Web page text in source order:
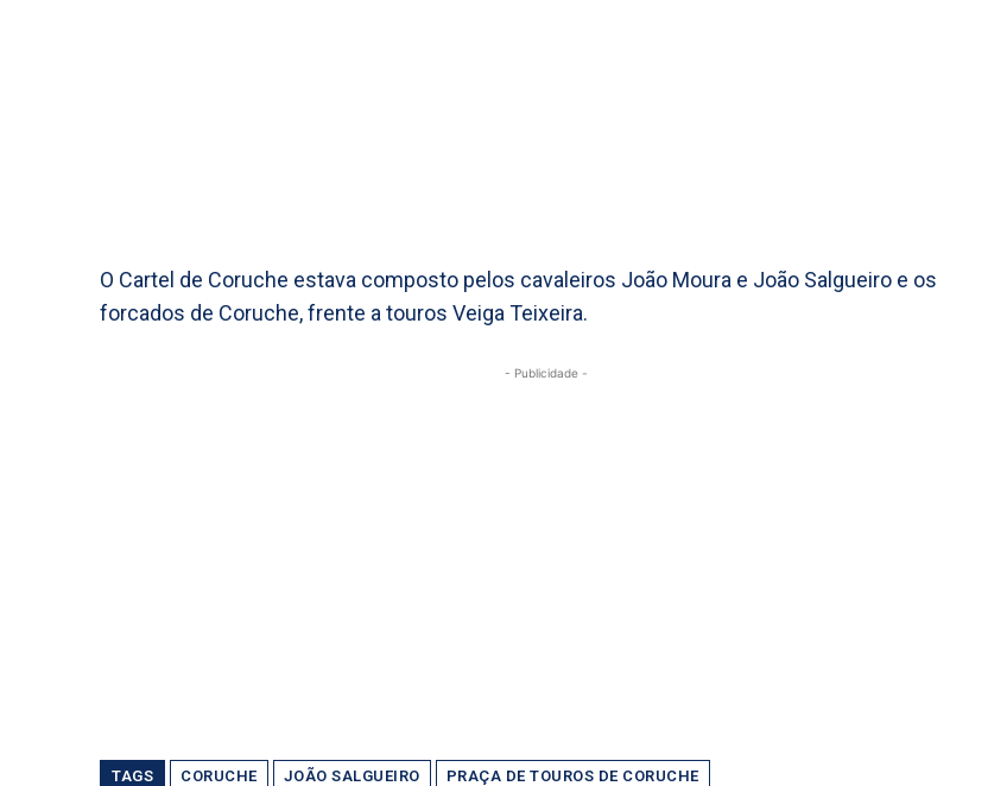
O Cartel de Coruche estava composto pelos cavaleiros João Moura e João Salgueiro e os
forcados de Coruche, frente a touros Veiga Teixeira.
- Publicidade -
TAGS CORUCHE JOÃO SALGUEIRO PRAÇA DE TOUROS DE CORUCHE